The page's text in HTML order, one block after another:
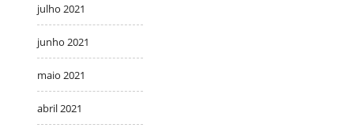
julho 2021
junho 2021
maio 2021
abril 2021